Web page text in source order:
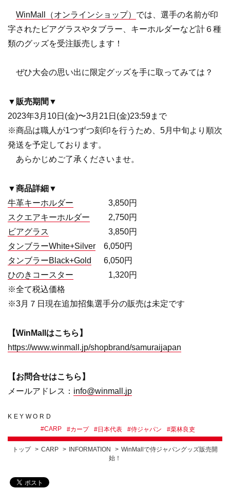
WinMall（オンラインショップ） では、選手の名前が印
字されたビアグラスやタブラー、キーホルダーなど計６種
類のグッズを受注販売します！
ぜひ大会の思い出に限定グッズを手に取ってみては？
▼販売期間▼
2023年3月10日(金)〜3月21日(金)23:59まで
※商品は職人が1つずつ刻印を行うため、5月中旬より順次
発送を予定しております。
あらかじめご了承くださいませ。
▼商品詳細▼
牛革キーホルダー 3,850円
スクエアキーホルダー 2,750円
ビアグラス
3,850円
タンブラーWhite+Silver 6,050円
タンブラーBlack+Gold
6,050円
ひのきコースター 1,320円
※全て税込価格
※3月７日現在追加招集選手分の販売は未定です
【WinMallはこちら】
https://www.winmall.jp/shopbrand/samuraijapan
【お問合せはこちら】
メールアドレス： info@winmall.jp
KEYWORD
#CARP #カープ #日本代表 #侍ジャパン #栗林良吏
トップ CARP INFORMATION
WinMallで侍ジャパングッズ販売開
始！